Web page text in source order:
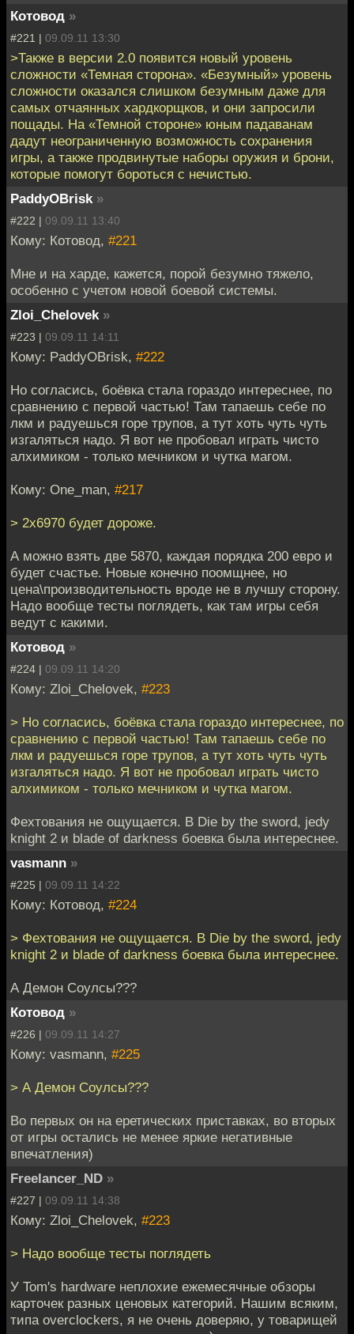
Котовод »
#221 | 09.09.11 13:30
>Также в версии 2.0 появится новый уровень
сложности «Темная сторона». «Безумный» уровень
сложности оказался слишком безумным даже для
самых отчаянных хардкорщков, и они запросили
пощады. На «Темной стороне» юным падаванам
дадут неограниченную возможность сохранения
игры, а также продвинутые наборы оружия и брони,
которые помогут бороться с нечистью.
PaddyOBrisk »
#222 | 09.09.11 13:40
Кому: Котовод, #221
Мне и на харде, кажется, порой безумно тяжело,
особенно с учетом новой боевой системы.
Zloi_Chelovek »
#223 | 09.09.11 14:11
Кому: PaddyOBrisk, #222
Но согласись, боёвка стала гораздо интереснее, по
сравнению с первой частью! Там тапаешь себе по
лкм и радуешься горе трупов, а тут хоть чуть чуть
изгаляться надо. Я вот не пробовал играть чисто
алхимиком - только мечником и чутка магом.
Кому: One_man, #217
> 2х6970 будет дороже.
А можно взять две 5870, каждая порядка 200 евро и
будет счастье. Новые конечно поомщнее, но
цена\производительность вроде не в лучшу сторону.
Надо вообще тесты поглядеть, как там игры себя
ведут с какими.
Котовод »
#224 | 09.09.11 14:20
Кому: Zloi_Chelovek, #223
> Но согласись, боёвка стала гораздо интереснее, по
сравнению с первой частью! Там тапаешь себе по
лкм и радуешься горе трупов, а тут хоть чуть чуть
изгаляться надо. Я вот не пробовал играть чисто
алхимиком - только мечником и чутка магом.
Фехтования не ощущается. В Die by the sword, jedy
knight 2 и blade of darkness боевка была интереснее.
vasmann »
#225 | 09.09.11 14:22
Кому: Котовод, #224
> Фехтования не ощущается. В Die by the sword, jedy
knight 2 и blade of darkness боевка была интереснее.
А Демон Соулсы???
Котовод »
#226 | 09.09.11 14:27
Кому: vasmann, #225
> А Демон Соулсы???
Во первых он на еретических приставках, во вторых
от игры остались не менее яркие негативные
впечатления)
Freelancer_ND »
#227 | 09.09.11 14:38
Кому: Zloi_Chelovek, #223
> Надо вообще тесты поглядеть
У Tom's hardware неплохие ежемесячные обзоры
карточек разных ценовых категорий. Нашим всяким,
типа overclockers, я не очень доверяю, у товарищей